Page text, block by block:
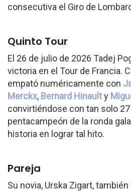
consecutiva el Giro de
Quinto Tour
El 26 de julio de 2026 Tadej
victoria en el Tour de Francia.
empató numéricamente con
Merckx, Bernard Hinaulty
convirtiéndose con tan solo 27
pentacampeón de la ronda
historia en lograr tal hito.
Pareja
Su novia, Urska Zigart,